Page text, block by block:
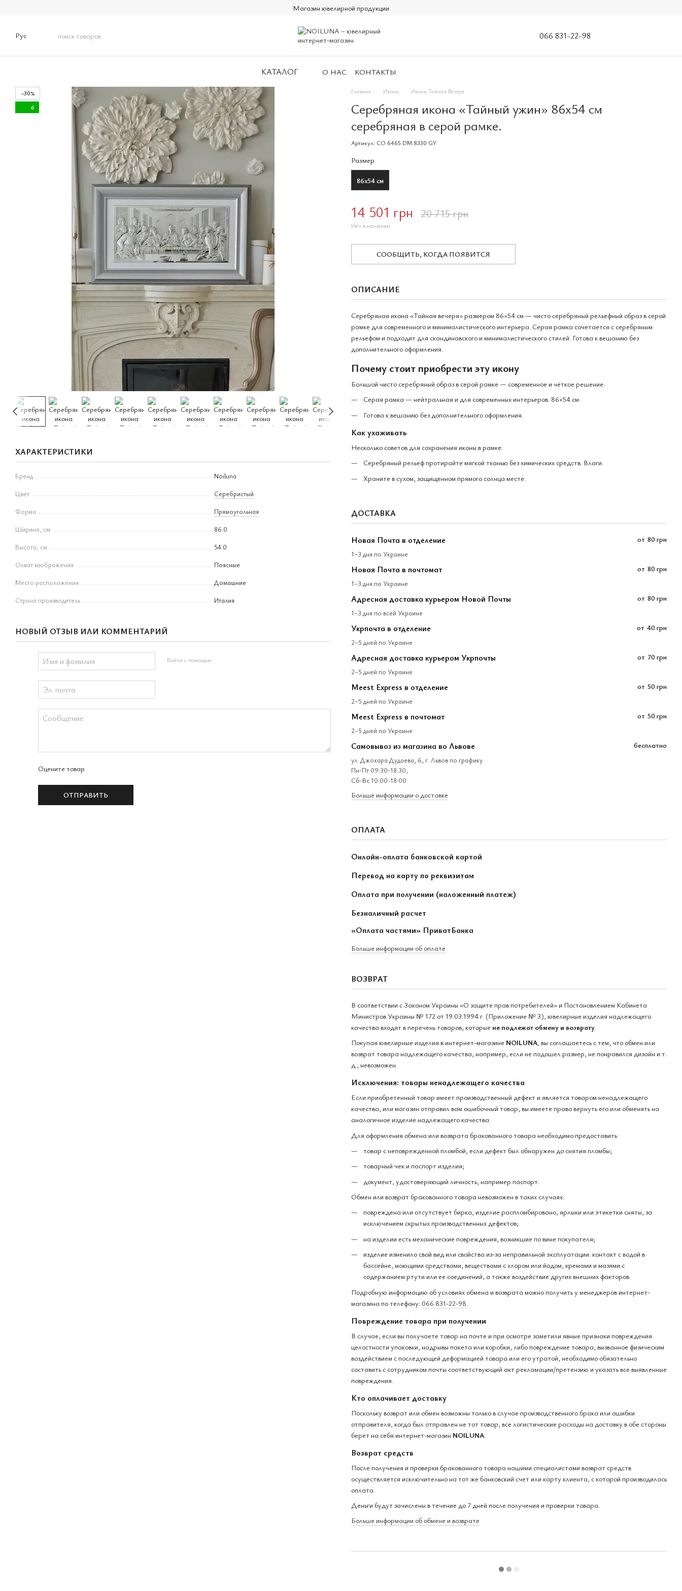
Магазин ювелирной продукции
Рус 066 831-22-98
КАТАЛОГ О НАС КОНТАКТЫ
−30%
6
ХАРАКТЕРИСТИКИ
Бренд
Noiluna
Цвет
Серебристый
Форма
Прямоугольная
Ширина, см
86.0
Высота, см
54.0
Охват изображения
Поясные
Место расположения
Домашние
Страна производитель
Италия
НОВЫЙ ОТЗЫВ ИЛИ КОММЕНТАРИЙ
Войти с помощью
Оцените товар
ОТПРАВИТЬ
Главная Иконы Иконы Тайная Вечеря
Серебряная икона «Тайный ужин» 86x54 см
серебряная в серой рамке.
Артикул: CO 6465 DM 8330 GY
Размер
86x54 см
14 501 грн 20 715 грн
Нет в наличии
СООБЩИТЬ, КОГДА ПОЯВИТСЯ
ОПИСАНИЕ
Серебряная икона «Тайная вечеря» размером 86×54 см — чисто серебряный рельефный образ в серой
рамке для современного и минималистического интерьера. Серая рамка сочетается с серебряным
рельефом и подходит для скандинавского и минималистического стилей. Готова к вешанию без
дополнительного оформления.
Почему стоит приобрести эту икону
Большой чисто серебряный образ в серой рамке — современное и чёткое решение:
Серая рамка — нейтральная и для современных интерьеров. 86×54 см.
Готова к вешанию без дополнительного оформления.
Как ухаживать
Несколько советов для сохранения иконы в рамке:
Серебряный рельеф протирайте мягкой тканью без химических средств. Влаги.
Храните в сухом, защищенном прямого солнца месте.
ДОСТАВКА
Новая Почта в отделение
1–3 дня по Украине
от 80 грн
Новая Почта в почтомат
1–3 дня по Украине
от 80 грн
Адресная доставка курьером Новой Почты
1–3 дня по всей Украине
от 80 грн
Укрпочта в отделение
2–5 дней по Украине
от 40 грн
Адресная доставка курьером Укрпочты
2–5 дней по Украине
от 70 грн
Meest Express в отделение
2–5 дней по Украине
от 50 грн
Meest Express в почтомат
2–5 дней по Украине
от 50 грн
Самовывоз из магазина во Львове
ул. Джохара Дудаева, 6, г. Львов по графику
Пн-Пт 09:30-18:30,
Сб-Вс 10:00-18:00
бесплатно
Больше информации о доставке
ОПЛАТА
Онлайн-оплата банковской картой
Перевод на карту по реквизитам
Оплата при получении (наложенный платеж)
Безналичный расчет
«Оплата частями» ПриватБанка
Больше информации об оплате
ВОЗВРАТ
В соответствии с Законом Украины «О защите прав потребителей» и Постановлением Кабинета
Министров Украины № 172 от 19.03.1994 г. (Приложение № 3), ювелирные изделия надлежащего
качества входят в перечень товаров, которые не подлежат обмену и возврату
Покупая ювелирные изделия в интернет-магазине NOILUNA, вы соглашаетесь с тем, что обмен или
возврат товара надлежащего качества, например, если не подошел размер, не понравился дизайн и т.
д., невозможен.
Исключения: товары ненадлежащего качества
Если приобретенный товар имеет производственный дефект и является товаром ненадлежащего
качества, или магазин отправил вам ошибочный товар, вы имеете право вернуть его или обменять на
аналогичное изделие надлежащего качества.
Для оформления обмена или возврата бракованного товара необходимо предоставить:
товар с неповрежденной пломбой, если дефект был обнаружен до снятия пломбы;
товарный чек и паспорт изделия;
документ, удостоверяющий личность, например паспорт.
Обмен или возврат бракованного товара невозможен в таких случаях:
повреждена или отсутствует бирка, изделие распломбировано, ярлыки или этикетки сняты, за
исключением скрытых производственных дефектов;
на изделии есть механические повреждения, возникшие по вине покупателя;
изделие изменило свой вид или свойства из-за неправильной эксплуатации: контакт с водой в
бассейне, моющими средствами, веществами с хлором или йодом, кремами и мазями с
содержанием ртути или ее соединений, а также воздействие других внешних факторов.
Подробную информацию об условиях обмена и возврата можно получить у менеджеров интернет-
магазина по телефону: 066 831-22-98
Повреждение товара при получении
В случае, если вы получаете товар на почте и при осмотре заметили явные признаки повреждения
целостности упаковки, надрывы пакета или коробки, либо повреждение товара, вызванное физическим
воздействием с последующей деформацией товара или его утратой, необходимо обязательно
составить с сотрудником почты соответствующий акт рекламации/претензию и указать все выявленные
повреждения.
Кто оплачивает доставку
Поскольку возврат или обмен возможны только в случае производственного брака или ошибки
отправителя, когда был отправлен не тот товар, все логистические расходы на доставку в обе стороны
берет на себя интернет-магазин NOILUNA
Возврат средств
После получения и проверки бракованного товара нашими специалистами возврат средств
осуществляется исключительно на тот же банковский счет или карту клиента, с которой производилась
оплата.
Деньги будут зачислены в течение до 7 дней после получения и проверки товара.
Больше информации об обмене и возврате